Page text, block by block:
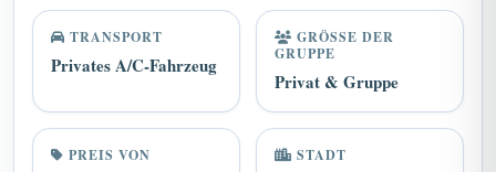
TRANSPORT
Privates A/C-Fahrzeug
GRÖSSE DER G
RUPPE
Privat & Gruppe
PREIS VON
€ 1110
STADT
Marrakesch